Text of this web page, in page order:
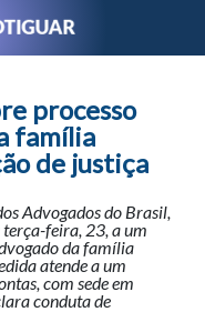
processo
família
de justiça
Advogados do Brasil,
terça-feira, 23, a um
da família
atende a um
com sede em
conduta de